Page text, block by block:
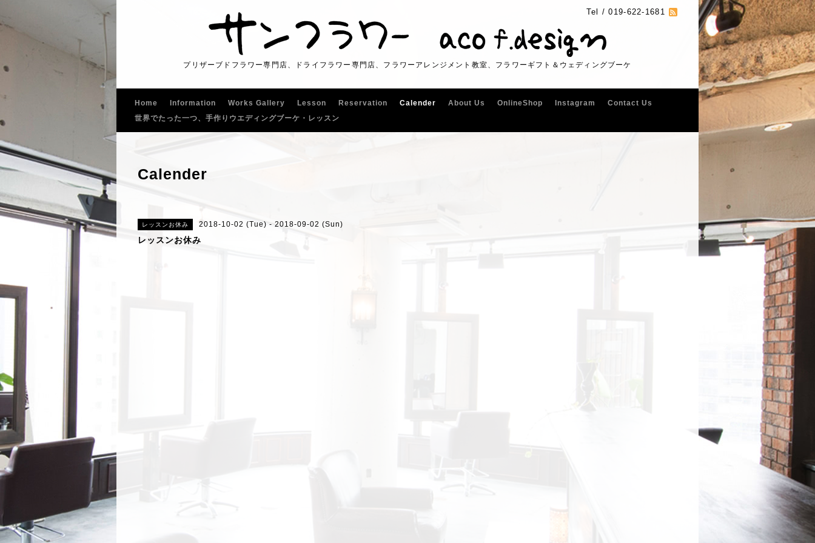
Tel /019-622-1681
プリザーブドフラワー専門店、ドライフラワー専門店、フラワーアレンジメント教室、フラワーギフト＆ウェディングブーケ
Home Information Works Gallery Lesson Reservation Calender About Us OnlineShop Instagram
Contact Us
世界でたった一つ、手作りウエディングブーケ・レッスン
Calender
レッスンお休み 2018-10-02 (Tue) - 2018-09-02 (Sun)
レッスンお休み